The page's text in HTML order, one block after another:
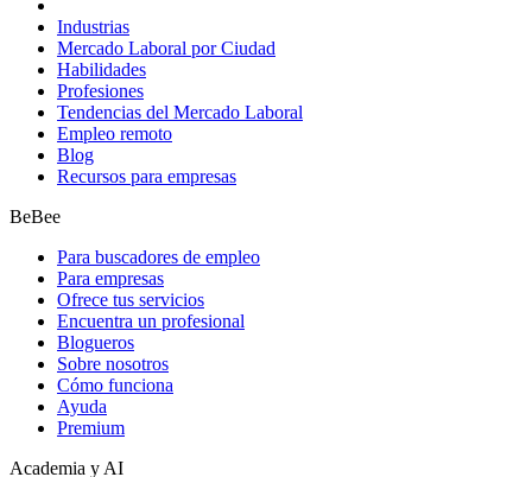
Industrias
Mercado Laboral por Ciudad
Habilidades
Profesiones
Tendencias del Mercado Laboral
Empleo remoto
Blog
Recursos para empresas
BeBee
Para buscadores de empleo
Para empresas
Ofrece tus servicios
Encuentra un profesional
Blogueros
Sobre nosotros
Cómo funciona
Ayuda
Premium
Academia y AI